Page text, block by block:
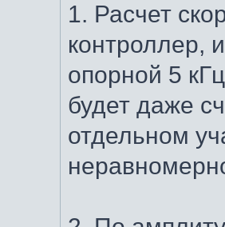
1. Расчет
контроллер,
опорной 5
будет даже
отдельном